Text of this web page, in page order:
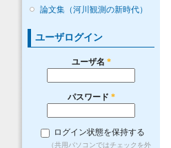
論文集（河川観測の新時代）
ユーザログイン
ユーザ名 *
パスワード *
ログイン状態を保持する
（共用パソコンではチェックを外